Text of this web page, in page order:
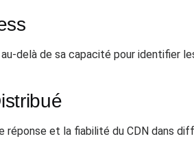
delà de sa capacité pour identifier
réponse et la fiabilité du CDN dans